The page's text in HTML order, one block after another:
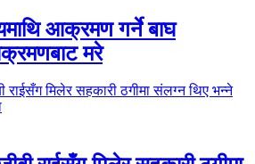
आक्रमण गर्ने बाघ
मरे